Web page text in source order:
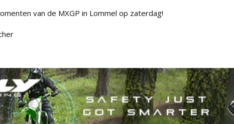
van de MXGP in Lommel op zaterdag!